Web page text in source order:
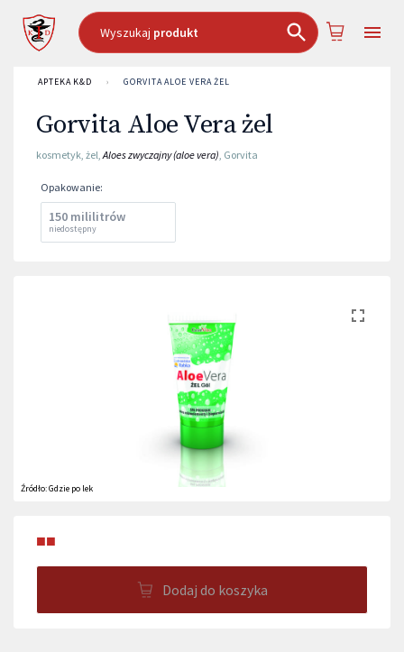
Wyszukaj produkt
APTEKA K&D › GORVITA ALOE VERA ŻEL
Gorvita Aloe Vera żel
kosmetyk, żel,Aloes zwyczajny (aloe vera), Gorvita
Opakowanie:
150 mililitrów
niedostępny
Źródło:Gdzie po lek
■■
Dodaj do koszyka